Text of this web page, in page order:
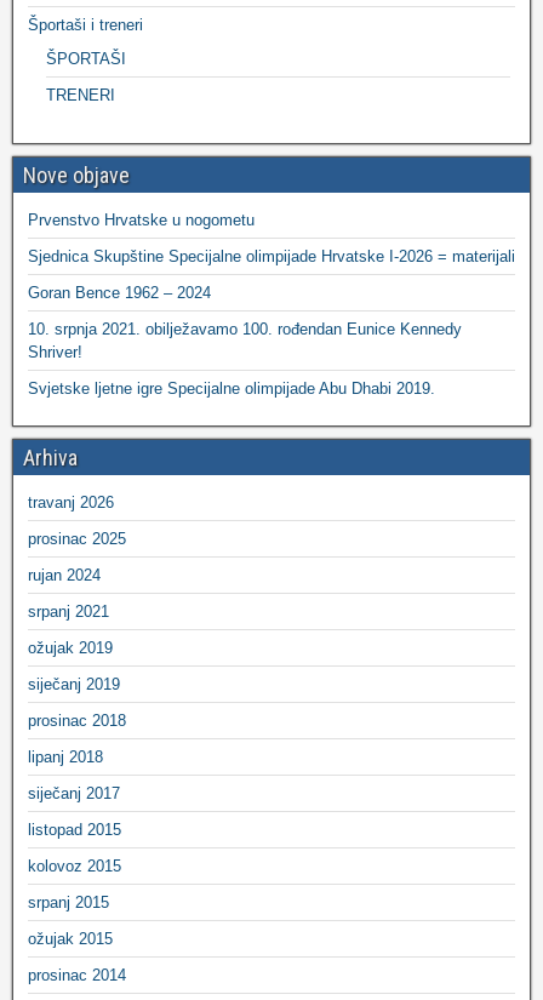
Športaši i treneri
ŠPORTAŠI
TRENERI
Nove objave
Prvenstvo Hrvatske u nogometu
Sjednica Skupštine Specijalne olimpijade Hrvatske I-2026 = materijali
Goran Bence 1962 – 2024
10. srpnja 2021. obilježavamo 100. rođendan Eunice Kennedy
Shriver!
Svjetske ljetne igre Specijalne olimpijade Abu Dhabi 2019.
Arhiva
travanj 2026
prosinac 2025
rujan 2024
srpanj 2021
ožujak 2019
siječanj 2019
prosinac 2018
lipanj 2018
siječanj 2017
listopad 2015
kolovoz 2015
srpanj 2015
ožujak 2015
prosinac 2014